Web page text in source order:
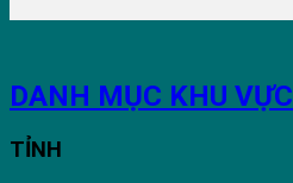
DANH MỤC KHU VỰC
TỈNH